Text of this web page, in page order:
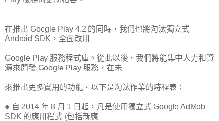
在推出 Google Play 4.2 的同時，我們也將淘汰獨立式
Android SDK，全面改用
Google Play 服務程式庫。從此以後，我們將能集中人力和資
源來開發 Google Play 服務，在未
來推出更多實用的功能。以下是淘汰作業的時程表：
● 自 2014 年 8 月 1 日起，凡是使用獨立式 Google AdMob
SDK 的應用程式 (包括新應